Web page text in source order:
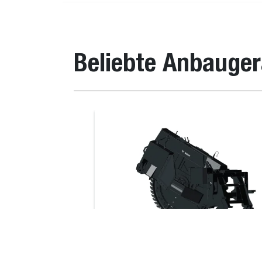
Self Leveling Planer 45 cm
Planer 46 cm (Equipped with 46 cm Fast Cut
Beliebte